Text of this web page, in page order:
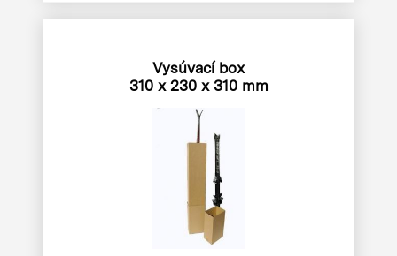
Vysúvací box
310 x 230 x 310 mm